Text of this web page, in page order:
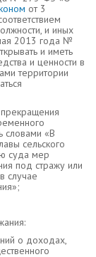
от 3
и иных
2013 года №
и иметь
и ценности в
территории
словами «В
сельского
суда мер
под стражу или
случае
о доходах,